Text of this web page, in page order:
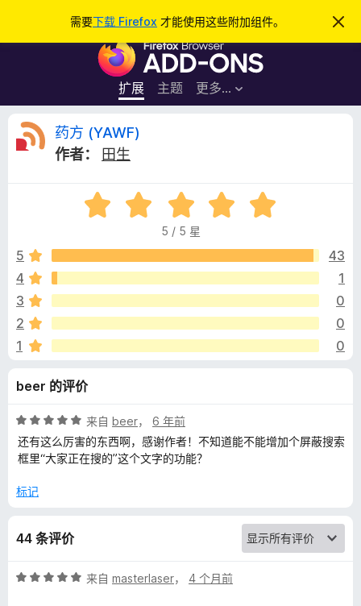
需要下载 Firefox 才能使用这些附加组件。
忽
此
F
r
e
览
器
附
加
件
扩展 主题 更多…
登录
药
Y
A
W
F
)
的
价
药方 (YAWF)
作者：
田生
评
分
/
5 / 5 星
5
43
4
1
3
0
2
0
1
0
beer 的评价
评
分
5
5
来自 beer， 6 年前
还有这么厉害的东西啊，感谢作者！不知道能不能增加个屏蔽搜索
框里“大家正在搜的”这个文字的功能？
标记
44 条评价
评
来自 masterlaser， 4 个月前